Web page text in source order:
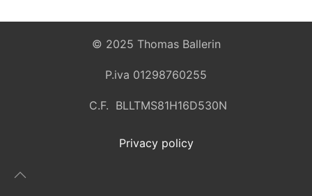
© 2025 Thomas Ballerin
P.iva 01298760255
C.F. BLLTMS81H16D530N
Privacy policy